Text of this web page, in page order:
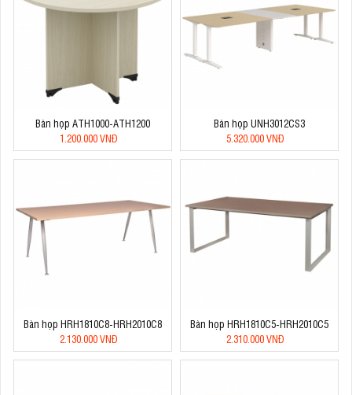
Bàn họp ATH1000-ATH1200
1.200.000 VNĐ
Bàn họp UNH3012CS3
5.320.000 VNĐ
Bàn họp HRH1810C8-HRH2010C8
2.130.000 VNĐ
Bàn họp HRH1810C5-HRH2010C5
2.310.000 VNĐ